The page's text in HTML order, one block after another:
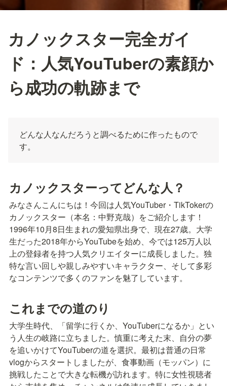
カノックスター完全ガイ
ド：人気YouTuberの素顔か
ら成功の軌跡まで
どんな人なんだろうと調べるために作ったもので
す。
カノックスターってどんな人？
みなさんこんにちは！今回は人気YouTuber・TikTokerの
カノックスター（本名：中野克哉）をご紹介します！
1996年10月8日生まれの愛知県出身で、現在27歳。大学
生だった2018年からYouTubeを始め、今では125万人以
上の登録者を持つ人気クリエイターに成長しました。独
特な言い回しや親しみやすいキャラクター、そして多彩
なコンテンツで多くのファンを魅了しています。
これまでの道のり
大学生時代、「留学に行くか、YouTuberになるか」とい
う人生の岐路に立ちました。慎重に考えた末、自分の夢
を追いかけてYouTuberの道を選択。最初は普通の日常
vlogからスタートしましたが、食事動画（モッパン）に
挑戦したことで大きな転機が訪れます。特に女性視聴者